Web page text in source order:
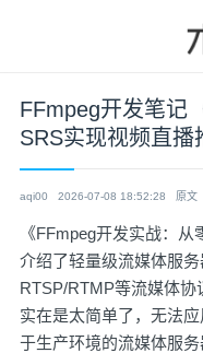
FFmpeg开发笔记
SRS实现视频直播
aqi00 2026-07-08 18:52:28 原文
《FFmpeg开发实战：
介绍了轻量级流媒体服
RTSP/RTMP等流媒体
实在是太简单了，无法
于生产环境的流媒体服务